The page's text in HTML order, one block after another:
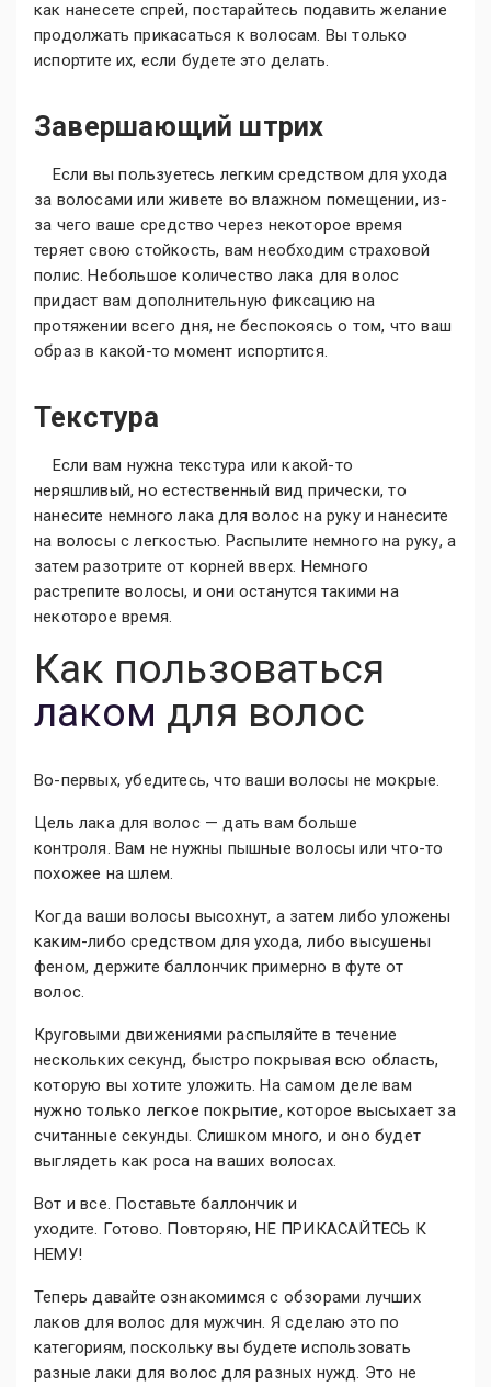
как нанесете спрей, постарайтесь подавить желание
продолжать прикасаться к волосам. Вы только
испортите их, если будете это делать.
Завершающий штрих
Если вы пользуетесь легким средством для ухода
за волосами или живете во влажном помещении, из-
за чего ваше средство через некоторое время
теряет свою стойкость, вам необходим страховой
полис. Небольшое количество лака для волос
придаст вам дополнительную фиксацию на
протяжении всего дня, не беспокоясь о том, что ваш
образ в какой-то момент испортится.
Текстура
Если вам нужна текстура или какой-то
неряшливый, но естественный вид прически, то
нанесите немного лака для волос на руку и нанесите
на волосы с легкостью. Распылите немного на руку, а
затем разотрите от корней вверх. Немного
растрепите волосы, и они останутся такими на
некоторое время.
Как пользоваться
лаком для волос
Во-первых, убедитесь, что ваши волосы не мокрые.
Цель лака для волос — дать вам больше
контроля. Вам не нужны пышные волосы или что-то
похожее на шлем.
Когда ваши волосы высохнут, а затем либо уложены
каким-либо средством для ухода, либо высушены
феном, держите баллончик примерно в футе от
волос.
Круговыми движениями распыляйте в течение
нескольких секунд, быстро покрывая всю область,
которую вы хотите уложить. На самом деле вам
нужно только легкое покрытие, которое высыхает за
считанные секунды. Слишком много, и оно будет
выглядеть как роса на ваших волосах.
Вот и все. Поставьте баллончик и
уходите. Готово. Повторяю, НЕ ПРИКАСАЙТЕСЬ К
НЕМУ!
Теперь давайте ознакомимся с обзорами лучших
лаков для волос для мужчин. Я сделаю это по
категориям, поскольку вы будете использовать
разные лаки для волос для разных нужд. Это не